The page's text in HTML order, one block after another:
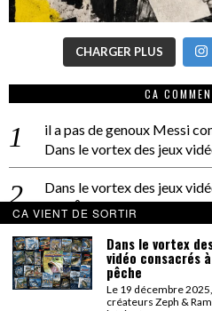
CHARGER PLUS
CA
il a pas de genoux Messi
Dans le vortex des jeux
Dans le vortex des jeux
PACÔME THIELLEMENT
La séance d’Hip Gnose
La Patrie
dans
On a parlé Dolce Vita et
Bernardino Femminielli
CA VIENT DE SORTIR
Dans le vortex
vidéo consacrés
pêche
Le 19 décembre
créateurs Zeph &